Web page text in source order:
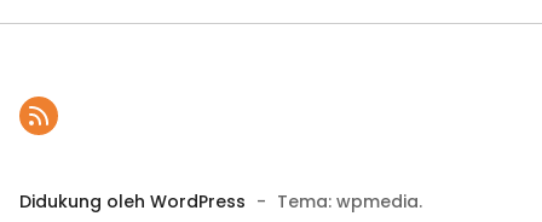
Didukung oleh WordPress - Tema: wpmedia.